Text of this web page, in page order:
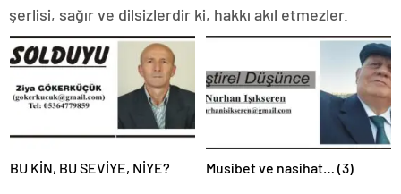
şerlisi, sağır ve dilsizlerdir ki, hakkı akıl etmezler.
BU KİN, BU SEVİYE, NİYE? Musibet ve nasihat… (3)